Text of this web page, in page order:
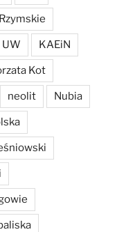
UW KAEiN
Kot
neolit Nubia